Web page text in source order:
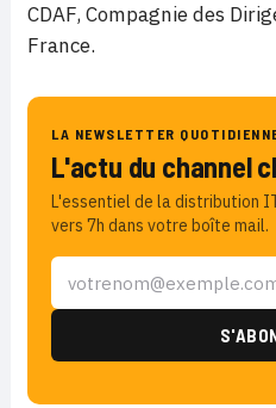
CDAF, Compagnie des
France.
LA NEWSLETTER
L'actu du channel
L'essentiel de la distribution
vers 7h dans votre boîte mail.